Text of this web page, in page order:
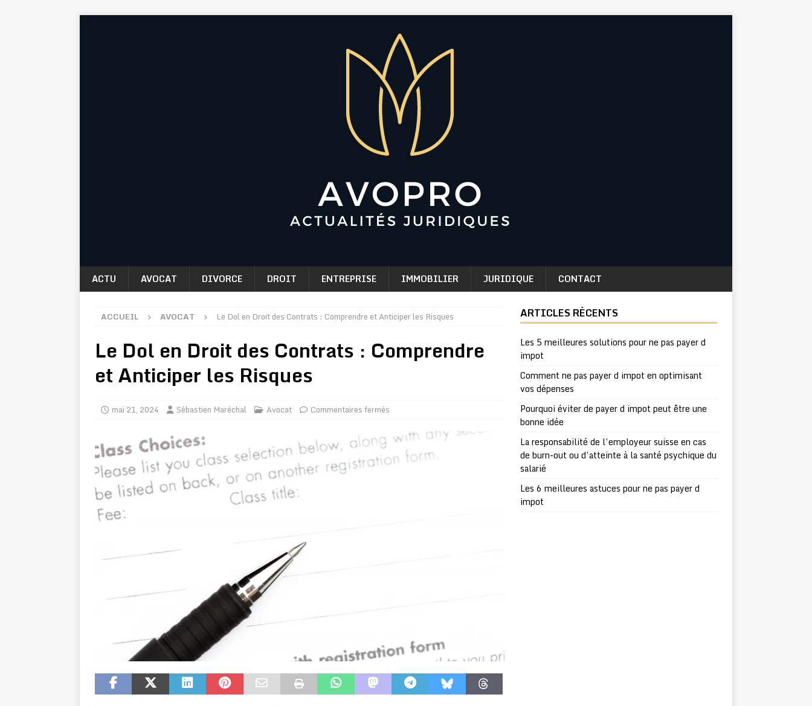
ACTU AVOCAT DIVORCE DROIT ENTREPRISE IMMOBILIER JURIDIQUE CONTACT
ACCUEIL AVOCAT Le Dol en Droit des Contrats : Comprendre et Anticiper les Risques
Le Dol en Droit des Contrats : Comprendre
et Anticiper les Risques
mai 21, 2024 Sébastien Maréchal Avocat Commentaires fermés
ARTICLES RÉCENTS
Les 5 meilleures solutions pour ne pas payer d
impot
Comment ne pas payer d impot en optimisant
vos dépenses
Pourquoi éviter de payer d impot peut être une
bonne idée
La responsabilité de l’employeur suisse en cas
de burn-out ou d’atteinte à la santé psychique du
salarié
Les 6 meilleures astuces pour ne pas payer d
impot